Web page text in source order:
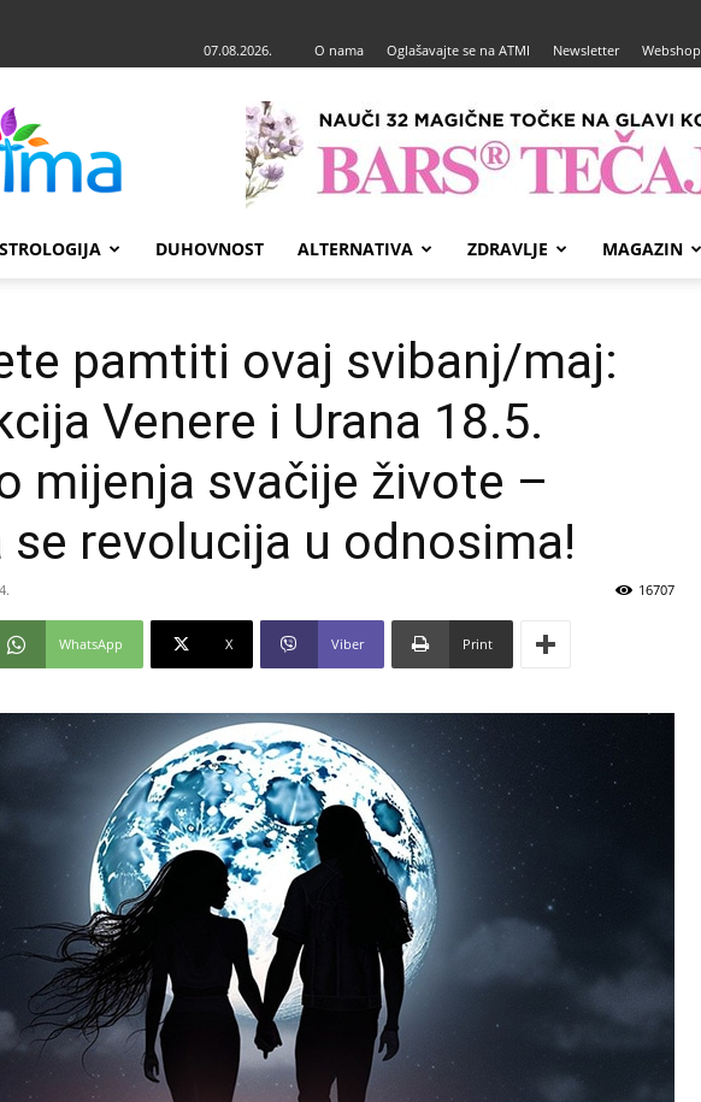
07.08.2026. O nama Oglašavajte se na ATMI Newsletter Webshop
DUHOVNOST ALTERNATIVA ZDRAVLJE MAGAZIN
pamtiti ovaj svibanj/maj:
Venere i Urana 18.5.
mijenja svačije živote –
se revolucija u odnosima!
16707
WhatsApp X Viber Print